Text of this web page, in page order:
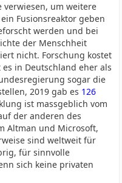
verwiesen, um weitere
Fusionsreaktor geben
werden und bei
der Menschheit
nicht. Forschung kostet
in Deutschland eher als
sogar die
2019 gab es 126
ist massgeblich vom
der anderen des
Altman und Microsoft,
sind weltweit für
für sinnvolle
sich keine privaten